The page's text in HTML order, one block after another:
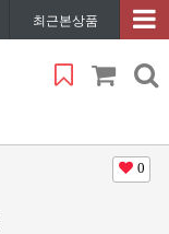
최근본상품
0